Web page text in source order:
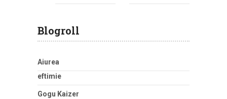
Blogroll
Aiurea
eftimie
Gogu Kaizer